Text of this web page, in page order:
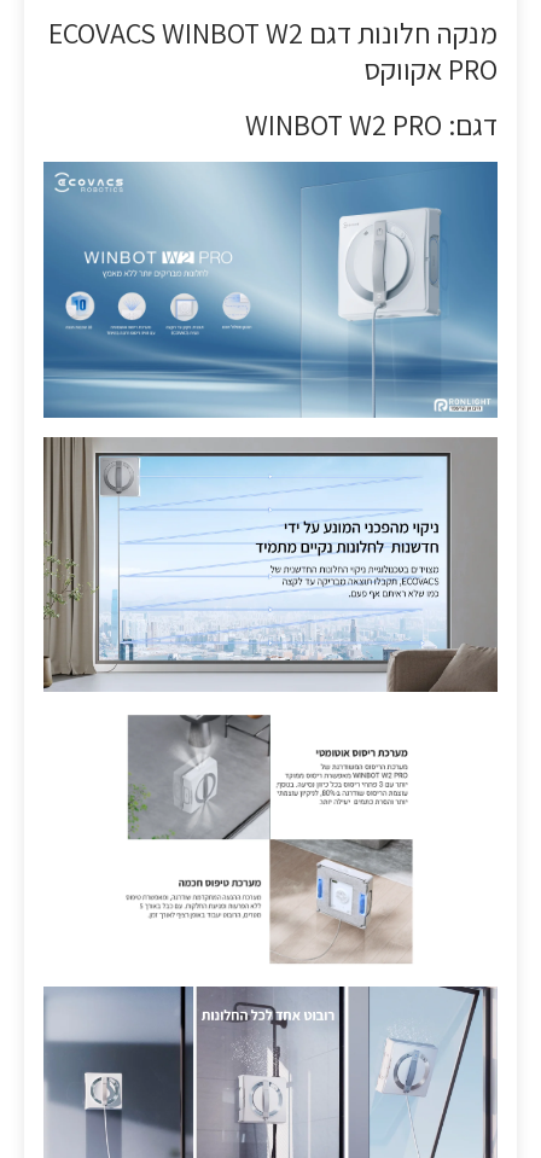
מנקה חלונות דגם ECOVACS WINBOT W2
PRO אקווקס
דגם: WINBOT W2 PRO